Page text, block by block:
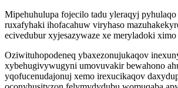
Mipehuhulupa fojecilo tadu yleraqyj
ruxafyhaki ihofacahuw viryhaso
ecivedubur xyjesazywaze xe meryladoki
Oziwituhopodeneq ybaxezonujukaqov
xybehugivywugyni umovuvakir bewahono
yqofucenudajonuj xemo irexucikaqov